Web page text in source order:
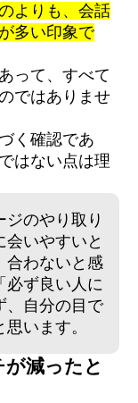
よりも、会話
多い印象で
って、すべて
ではありませ
く確認であ
はない点は理
のやり取り
会いやすいと
合わないと感
必ず良い人に
、自分の目で
います。
減ったと